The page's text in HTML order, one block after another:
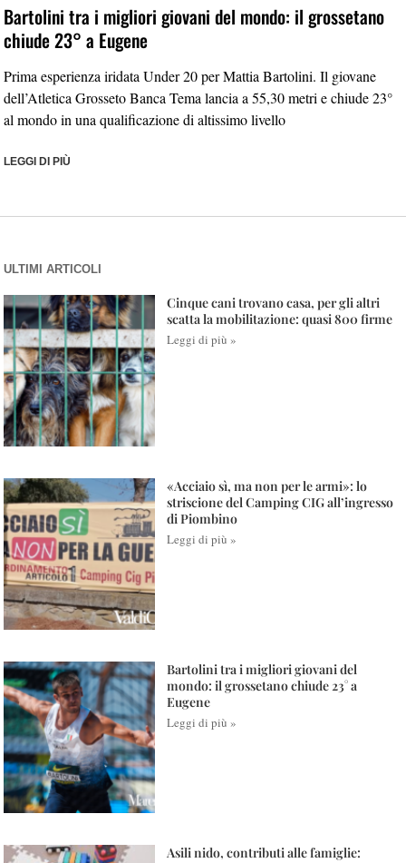
Bartolini tra i migliori giovani del mondo: il grossetano
chiude 23° a Eugene
Prima esperienza iridata Under 20 per Mattia Bartolini. Il giovane
dell’Atletica Grosseto Banca Tema lancia a 55,30 metri e chiude 23°
al mondo in una qualificazione di altissimo livello
LEGGI DI PIÙ
ULTIMI ARTICOLI
Cinque cani trovano casa, per gli altri
scatta la mobilitazione: quasi 800 firme
Leggi di più »
«Acciaio sì, ma non per le armi»: lo
striscione del Camping CIG all’ingresso
di Piombino
Leggi di più »
Bartolini tra i migliori giovani del
mondo: il grossetano chiude 23° a
Eugene
Leggi di più »
Asili nido, contributi alle famiglie: